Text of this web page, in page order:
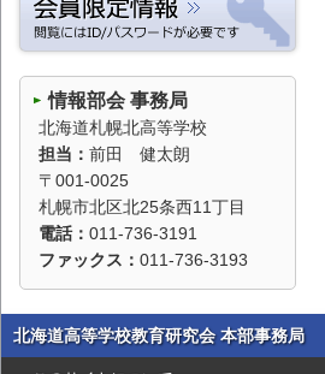
芸術 英語
工業 商業
水産
情報部会 事務局
北海道札幌北高等学校
担当： 前田 健太朗
〒001-0025
札幌市北区北25条西11丁目
電話： 011-736-3191
ファックス： 011-736-3193
北海道高等学校教育研究会 本部事務局